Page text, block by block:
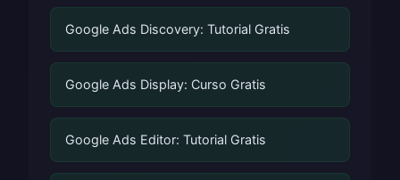
Google Ads Discovery: Tutorial Gratis
Google Ads Display: Curso Gratis
Google Ads Editor: Tutorial Gratis